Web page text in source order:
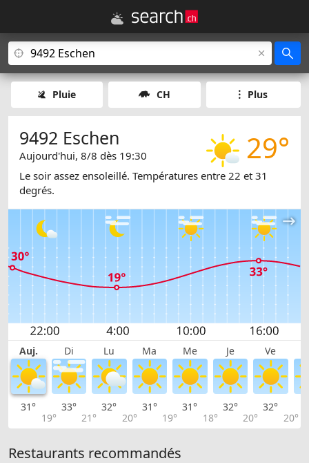
Pluie CH Plus
29°
9492 Eschen
Aujourd'hui, 8/8 dès 19:30
Le soir assez ensoleillé. Températures entre 22 et 31
degrés.
Auj. Di Lu Ma Me Je Ve
31°
19°
33°
21°
32°
20°
31°
19°
31°
18°
32°
20°
32°
20°
Restaurants recommandés